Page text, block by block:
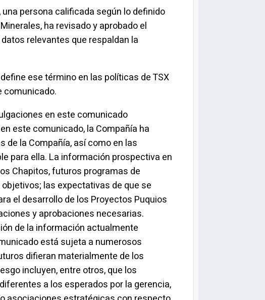
una persona calificada según lo definido
, ha revisado y aprobado el
relevantes que respaldan la
ese término en las políticas de TSX
comunicado.
en este comunicado
este comunicado, la Compañía ha
la Compañía, así como en las
para ella. La información prospectiva en
Chapitos, futuros programas de
las expectativas de que se
el desarrollo de los Proyectos Puquios
y aprobaciones necesarias.
de la información actualmente
está sujeta a numerosos
difieran materialmente de los
incluyen, entre otros, que los
a los esperados por la gerencia,